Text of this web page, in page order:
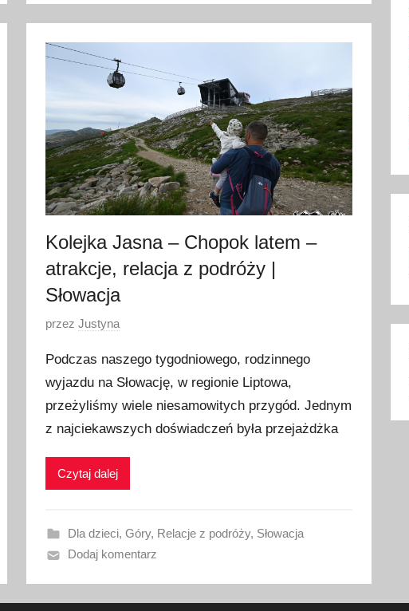
l
c
a
2
0
2
Kolejka Jasna – Chopok latem –
atrakcje, relacja z podróży |
Słowacja
O
u
b
l
i
w
n
o
przezJustyna
Podczas naszego tygodniowego, rodzinnego
wyjazdu na Słowację, w regionie Liptowa,
przeżyliśmy wiele niesamowitych przygód. Jednym
z najciekawszych doświadczeń była przejażdżka
Czytaj dalej
Dla dzieci, Góry, Relacje z podróży, Słowacja
Dodaj komentarz